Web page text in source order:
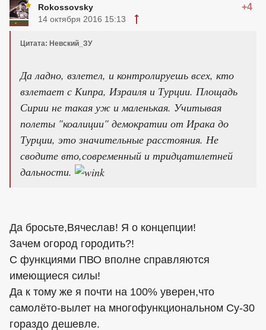
Rokossovsky +4
14 октября 2016 15:13
Цитата: Невский_ЗУ
Да ладно, взлетел, и контролируешь всех, кто
взлетает с Кипра, Израиля и Турции. Площадь
Сирии не такая уж и маленькая. Учитывая
полеты "коалиции" демократии от Ирака до
Турции, это значительные расстояния. Не
сводите вто,современный и тридцатилетней
дальности.
Да бросьте,Вячеслав! Я о концепции!
Зачем огород городить?!
С функциями ПВО вполне справляются
имеющиеся силы!
Да к тому же я почти на 100% уверен,что
самолёто-вылет на многофункциональном Су-30
гораздо дешевле.